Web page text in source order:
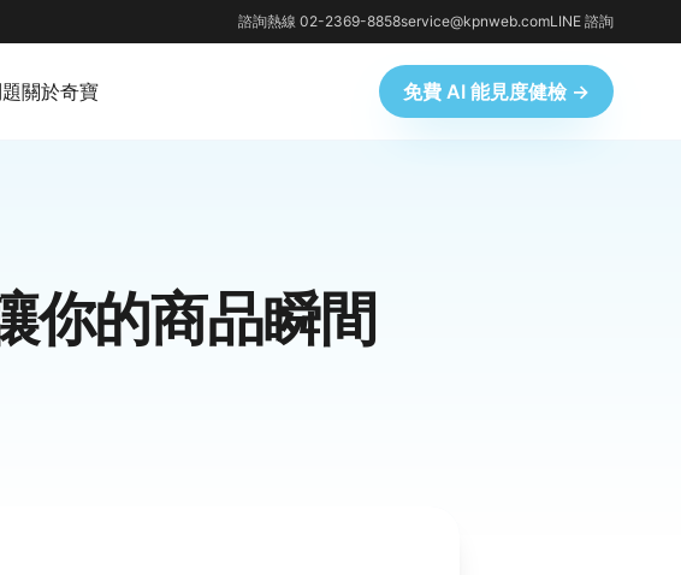
諮詢熱線 02-2369-8858service@kpnweb.comLINE 諮詢
關於奇寶 免費 AI 能見度健檢 →
你的商品瞬間